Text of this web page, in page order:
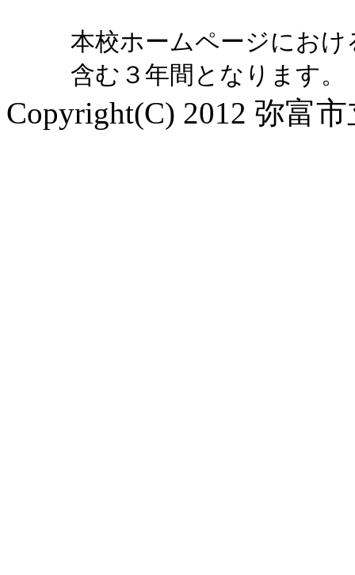
本校ホームページにお
含む３年間となります。
Copyright(C) 2012 弥富